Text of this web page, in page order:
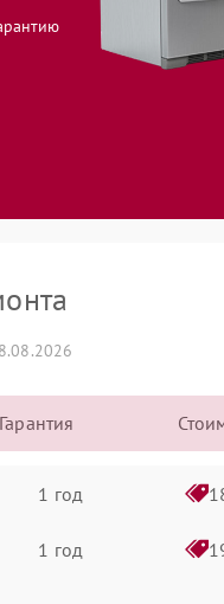
Гарантия
1 год
1 год